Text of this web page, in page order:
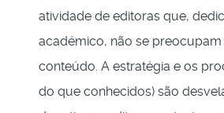
atividade de editoras que,
académico, não se
conteúdo. A estratégia e os
do que conhecidos) são